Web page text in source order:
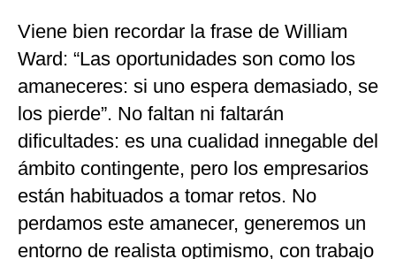
Viene bien recordar la frase de William
Ward: “Las oportunidades son como los
amaneceres: si uno espera demasiado, se
los pierde”. No faltan ni faltarán
dificultades: es una cualidad innegable del
ámbito contingente, pero los empresarios
están habituados a tomar retos. No
perdamos este amanecer, generemos un
entorno de realista optimismo, con trabajo